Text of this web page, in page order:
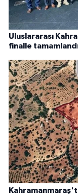
Uluslararası
finalle